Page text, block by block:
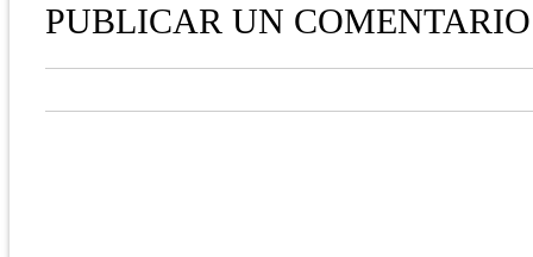
PUBLICAR UN COMENTARIO